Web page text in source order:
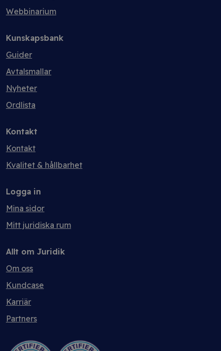
Webbinarium
Kunskapsbank
Guider
Avtalsmallar
Nyheter
Ordlista
Kontakt
Kontakt
Kvalitet & hållbarhet
Logga in
Mina sidor
Mitt juridiska rum
Allt om Juridik
Om oss
Kundcase
Karriär
Partners